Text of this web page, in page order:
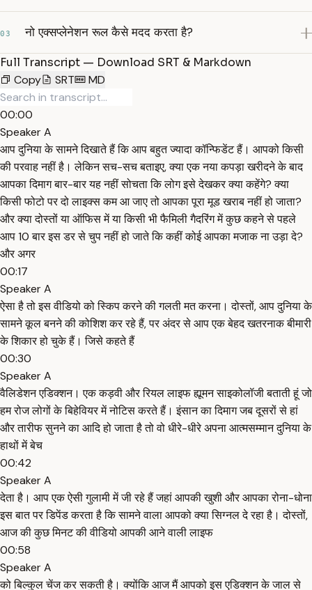
03 नो एक्सप्लेनेशन रूल कैसे मदद करता है?
Full Transcript — Download SRT & Markdown
Copy
SRT MD
00:00
Speaker A
आप दुनिया के सामने दिखाते हैं कि आप बहुत ज्यादा कॉन्फिडेंट हैं। आपको किसी
की परवाह नहीं है। लेकिन सच-सच बताइए, क्या एक नया कपड़ा खरीदने के बाद
आपका दिमाग बार-बार यह नहीं सोचता कि लोग इसे देखकर क्या कहेंगे? क्या
किसी फोटो पर दो लाइक्स कम आ जाए तो आपका पूरा मूड खराब नहीं हो जाता?
और क्या दोस्तों या ऑफिस में या किसी भी फैमिली गैदरिंग में कुछ कहने से पहले
आप 10 बार इस डर से चुप नहीं हो जाते कि कहीं कोई आपका मजाक ना उड़ा दे?
और अगर
00:17
Speaker A
ऐसा है तो इस वीडियो को स्किप करने की गलती मत करना। दोस्तों, आप दुनिया के
सामने कूल बनने की कोशिश कर रहे हैं, पर अंदर से आप एक बेहद खतरनाक बीमारी
के शिकार हो चुके हैं। जिसे कहते हैं
00:30
Speaker A
वैलिडेशन एडिक्शन। एक कड़वी और रियल लाइफ ह्यूमन साइकोलॉजी बताती हूं जो
हम रोज लोगों के बिहेवियर में नोटिस करते हैं। इंसान का दिमाग जब दूसरों से हां
और तारीफ सुनने का आदि हो जाता है तो वो धीरे-धीरे अपना आत्मसम्मान दुनिया के
हाथों में बेच
00:42
Speaker A
देता है। आप एक ऐसी गुलामी में जी रहे हैं जहां आपकी खुशी और आपका रोना-धोना
इस बात पर डिपेंड करता है कि सामने वाला आपको क्या सिग्नल दे रहा है। दोस्तों,
आज की कुछ मिनट की वीडियो आपकी आने वाली लाइफ
00:58
Speaker A
को बिल्कुल चेंज कर सकती है। क्योंकि आज मैं आपको इस एडिक्शन के जाल से